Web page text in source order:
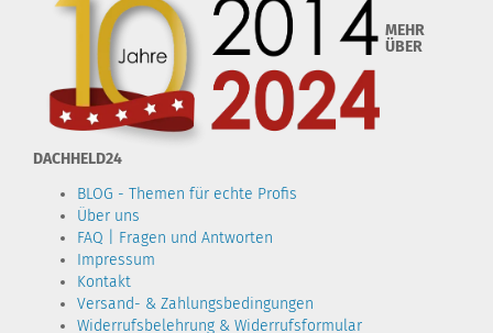
MEHR
ÜBER
DACHHELD24
BLOG - Themen für echte Profis
Über uns
FAQ | Fragen und Antworten
Impressum
Kontakt
Versand- & Zahlungsbedingungen
Widerrufsbelehrung & Widerrufsformular